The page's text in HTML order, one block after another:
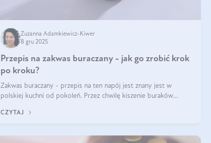
Zuzanna Adamkiewicz-Kiwer
8 gru 2025
Przepis na zakwas buraczany - jak go zrobić krok
po kroku?
Zakwas buraczany - przepis na ten napój jest znany jest w
polskiej kuchni od pokoleń. Przez chwilę kiszenie buraków
na fali popularności na
CZYTAJ